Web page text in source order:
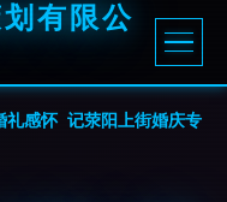
有限公
礼感怀 记荥阳上街婚庆专